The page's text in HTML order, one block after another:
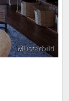
Musterbild